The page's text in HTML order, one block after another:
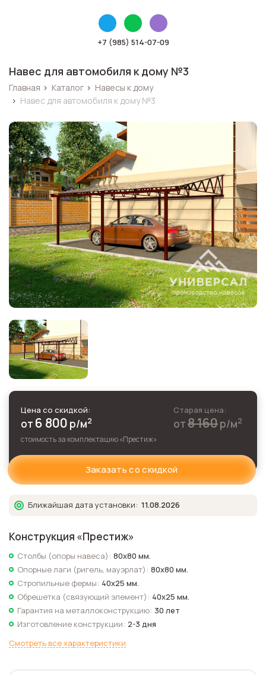
+7 (985) 514-07-09
Навес для автомобиля к дому №3
Главная › Каталог › Навесы к дому
› Навес для автомобиля к дому №3
Цена со скидкой:
от 6 800 р/м2
Старая цена:
от8 160р/м2
стоимость за комплектацию «Престиж»
Заказать со скидкой
Ближайшая дата установки: 11.08.2026
Конструкция «Престиж»
Столбы (опоры навеса): 80х80 мм.
Опорные лаги (ригель, мауэрлат): 80х80 мм.
Стропильные фермы: 40х25 мм.
Обрешетка (связующий элемент): 40х25 мм.
Гарантия на металлоконструкцию: 30 лет
Изготовление конструкции: 2-3 дня
Смотреть все характеристики